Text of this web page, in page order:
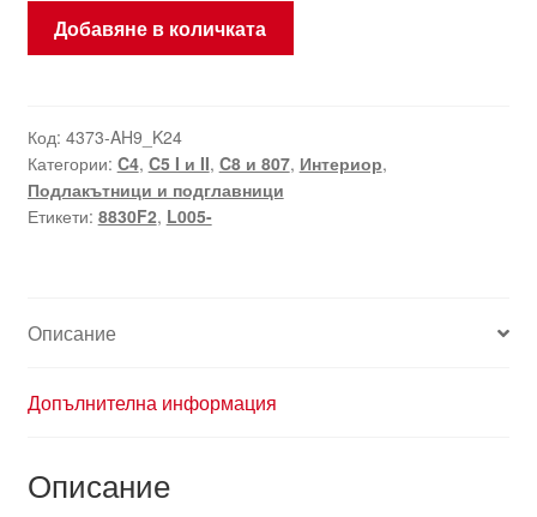
количество
на
рамо
Citroën
C5
Добавяне в количката
Код: 4373-AH9_K24
Категории: C4, C5 I и II, C8 и 807, Интериор,
Подлакътници и подглавници
Етикети: 8830F2, L005-
Описание
Допълнителна информация
Описание